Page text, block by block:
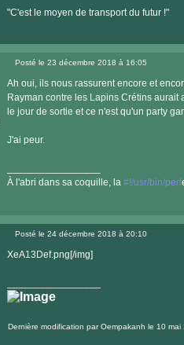
"C'est le moyen de transport du futur !"
Posté le 23 décembre 2018 à 16:05
Ah oui, ils nous rassurent encore et
Rayman contre les Lapins Crétins
le jour de sortie et ce n'est qu'un party
J'ai peur.
À l'abri dans sa coquille, la #!/usr/bin/perl
le
internet
Posté le 24 décembre 2018 à 20:10
XeA13Def.png[/img]
Dernière modification parOempakanh le 10 mai